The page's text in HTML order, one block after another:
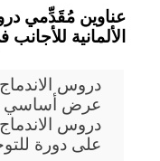
الألمانية
عرض أساسي من
على دورة